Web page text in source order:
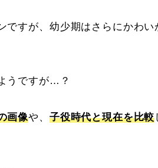
ですが、幼少期はさらにかわい
うですが…？
画像や、 子役時代と現在を比較